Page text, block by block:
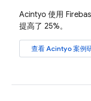
Acintyo 使用
提高了 25%。
查看 Acintyo 案例